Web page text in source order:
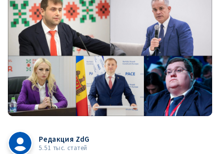
Редакция ZdG
5.51 тыс. статей